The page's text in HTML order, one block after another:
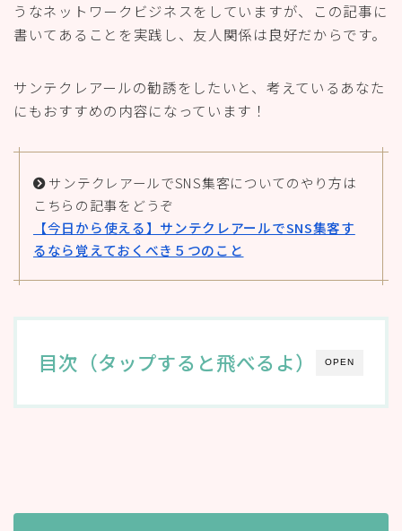
うなネットワークビジネスをしていますが、この記事に
書いてあることを実践し、友人関係は良好だからです。
サンテクレアールの勧誘をしたいと、考えているあなた
にもおすすめの内容になっています！
サンテクレアールでSNS集客についてのやり方は
こちらの記事をどうぞ
【今日から使える】サンテクレアールでSNS集客す
るなら覚えておくべき５つのこと
OPEN
目次（タップすると飛べるよ）